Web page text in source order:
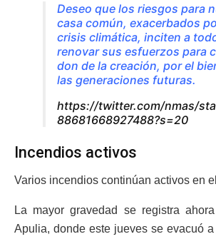
Deseo que los riesgos para
casa común, exacerbados
crisis climática, inciten a
renovar sus esfuerzos para
don de la creación, por el
las generaciones futuras.
https://twitter.com/nmas/
88681668927488?s=20
Incendios activos
Varios incendios continúan activos en
La mayor gravedad se registra
Apulia, donde este jueves se evacuó